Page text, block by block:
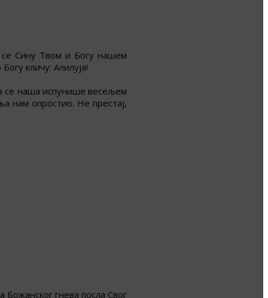
Сину Твом и Богу нашем
кличу: Алилуја!
се наша испунише весељем
нам опростио. Не престај,
гнева посла Свог